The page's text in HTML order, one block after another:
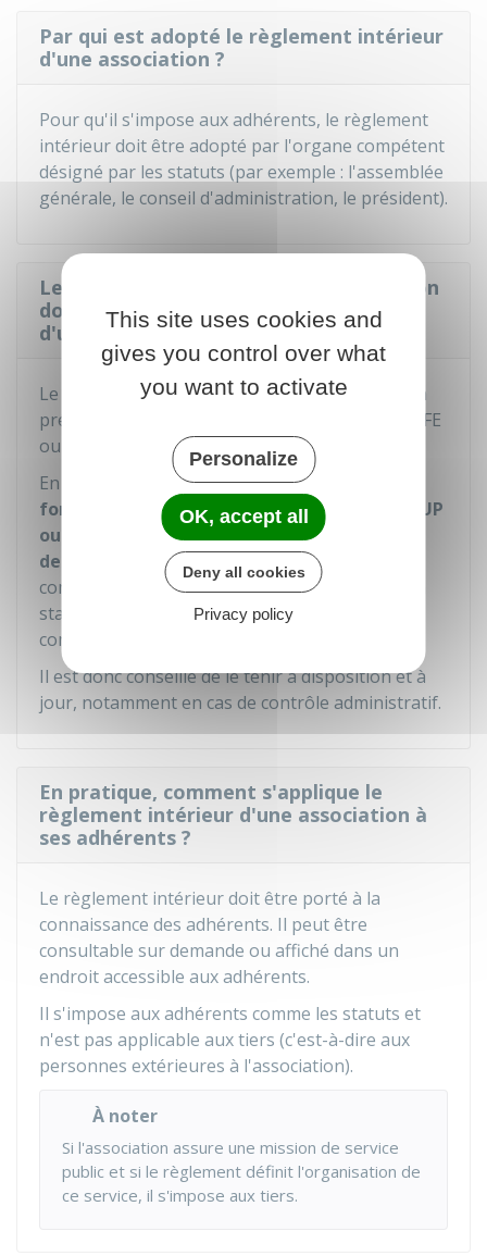
Par qui est adopté le règlement intérieur
d'une association ?
Pour qu'il s'impose aux adhérents, le règlement
intérieur doit être adopté par l'organe compétent
désigné par les statuts (par exemple : l'assemblée
générale, le conseil d'administration, le président).
Le règlement intérieur d'une association
doit-il faire l'objet d'une déclaration et
d'une publication ?
Le règlement intérieur n'a pas à être déclaré en
préfecture ou au tribunal, ni être publié au
JOAFE
ou dans un journal d'annonces légales.
En revanche, pour lesassociations ou
fondations reconnues d'utilité publique (ARUP
ou FRUP)
, le règlement intérieur peut être
demandé par l'administration lorsqu'il
complète les statuts ou lorsqu'une modification
statutaire est transmise via
compteasso.associations.gouv.fr.
Il est donc conseillé de le tenir à disposition et à
jour, notamment en cas de contrôle administratif.
En pratique, comment s'applique le
règlement intérieur d'une association à
ses adhérents ?
Le règlement intérieur doit être porté à la
connaissance des adhérents. Il peut être
consultable sur demande ou affiché dans un
endroit accessible aux adhérents.
Il s'impose aux adhérents comme les statuts et
n'est pas applicable aux tiers (c'est-à-dire aux
personnes extérieures à l'association).
À noter
Si l'association assure une mission de service
public et si le règlement définit l'organisation de
ce service, il s'impose aux tiers.
This site uses cookies and
gives you control over what
you want to activate
Personalize
OK, accept all
Deny all cookies
Privacy policy